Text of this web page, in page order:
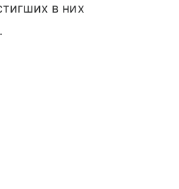
в них